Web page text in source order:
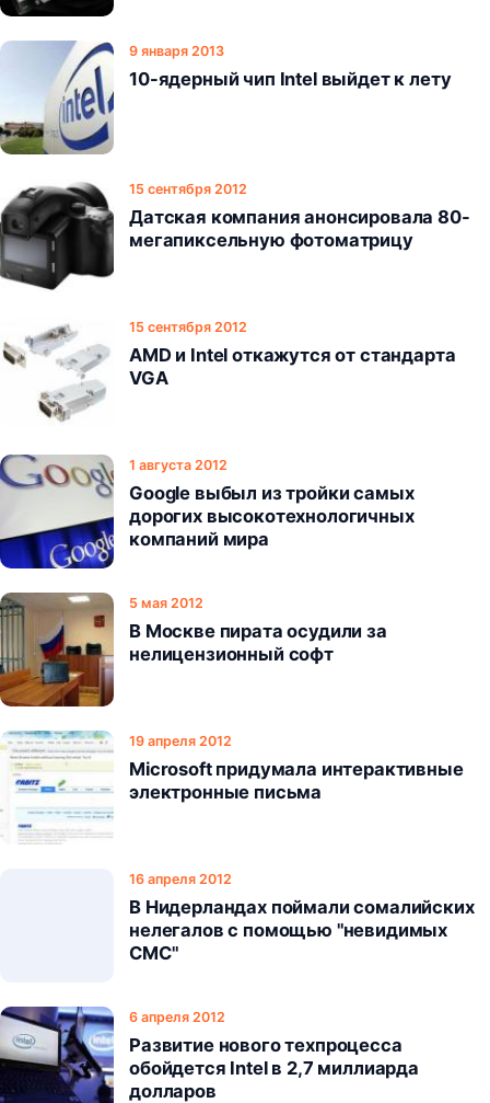
9 января 2013
10-ядерный чип Intel выйдет к лету
15 сентября 2012
Датская компания анонсировала 80-
мегапиксельную фотоматрицу
15 сентября 2012
AMD и Intel откажутся от стандарта
VGA
1 августа 2012
Google выбыл из тройки самых
дорогих высокотехнологичных
компаний мира
5 мая 2012
В Москве пирата осудили за
нелицензионный софт
19 апреля 2012
Microsoft придумала интерактивные
электронные письма
16 апреля 2012
В Нидерландах поймали сомалийских
нелегалов с помощью "невидимых
СМС"
6 апреля 2012
Развитие нового техпроцесса
обойдется Intel в 2,7 миллиарда
долларов